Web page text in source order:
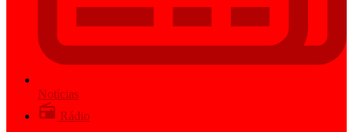
Notícias
Rádio